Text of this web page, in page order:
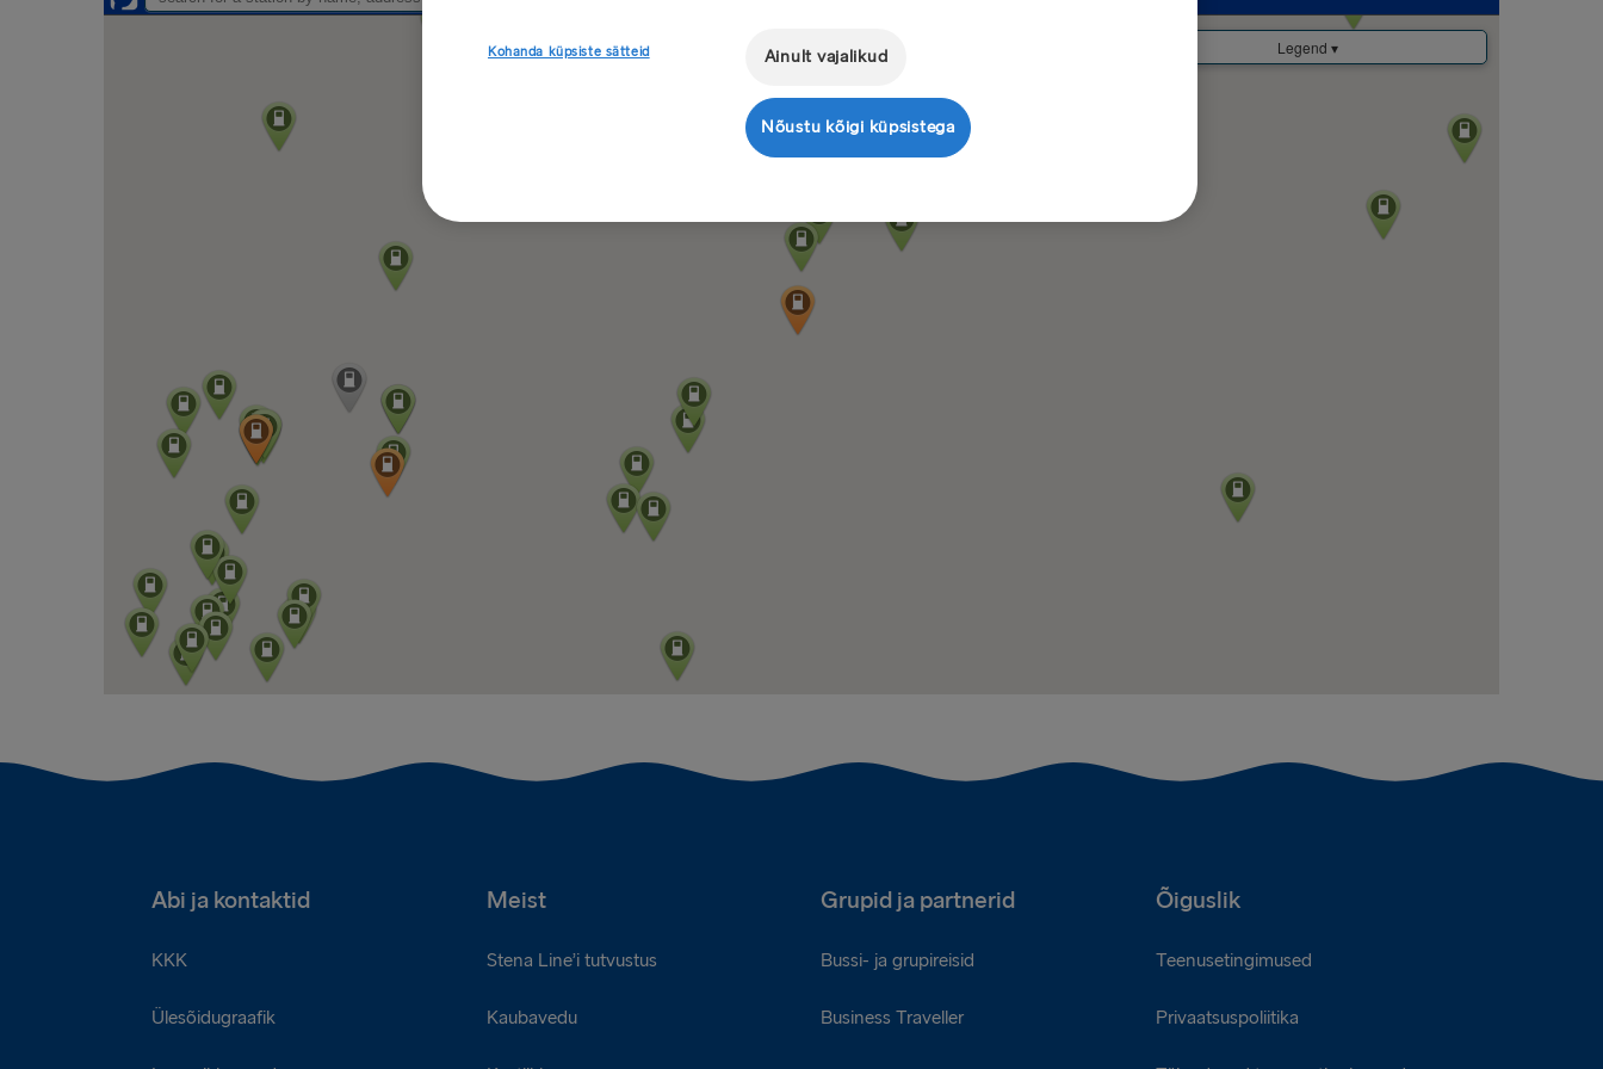
Abi ja kontaktid Meist Grupid ja partnerid Õiguslik
KKK
Ülesõidugraafik
Stena Line’i tutvustus
Kaubavedu
Bussi- ja grupireisid
Business Traveller
Teenusetingimused
Privaatsuspoliitika
Kohanda küpsiste sätteid Ainult vajalikud
Nõustu kõigi küpsistega